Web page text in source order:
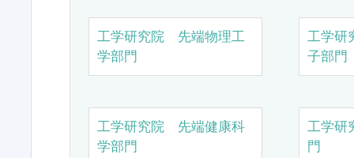
工学研究院 先端物理工
学部門
工学研
子部門
工学研究院 先端健康科
学部門
工学研
門